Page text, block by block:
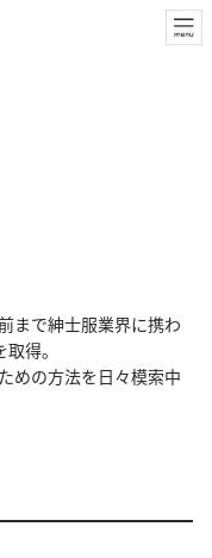
まで紳士服業界に携わ
得。
めの方法を日々模索中